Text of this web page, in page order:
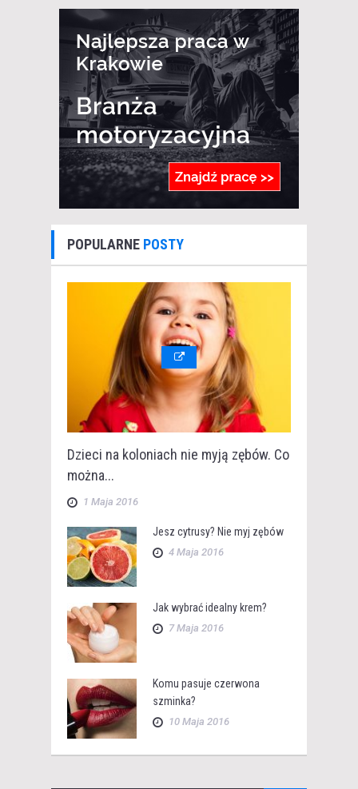
POPULARNE POSTY
Dzieci na koloniach nie myją zębów. Co
można...
1 Maja 2016
Jesz cytrusy? Nie myj zębów
4 Maja 2016
Jak wybrać idealny krem?
7 Maja 2016
Komu pasuje czerwona
szminka?
10 Maja 2016